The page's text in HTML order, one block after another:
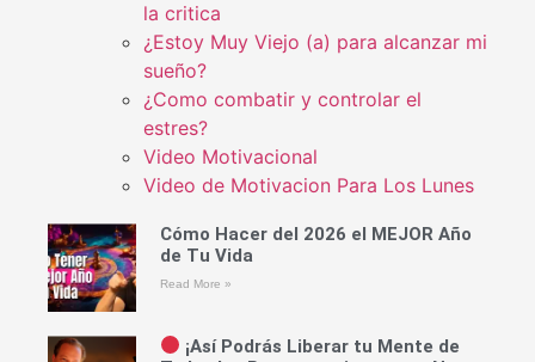
la critica
¿Estoy Muy Viejo (a) para alcanzar mi
sueño?
¿Como combatir y controlar el
estres?
Video Motivacional
Video de Motivacion Para Los Lunes
Cómo Hacer del 2026 el MEJOR Año
de Tu Vida
Read More »
¡Así Podrás Liberar tu Mente de